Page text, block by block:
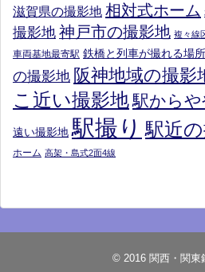
滋賀県の撮影地 相対式ホーム
撮影地神戸市の撮影地 複々線
車両基地最寄駅 鉄橋と列車が撮れる場所
の撮影地 阪神地域の撮影
こ近い撮影地駅から
遠い撮影地 駅撮り 駅近
ホーム 高架・島式2面4線
© 2016 関西・関東